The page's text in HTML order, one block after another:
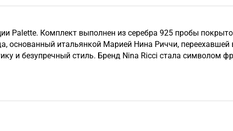
Palette. Комплект выполнен из серебра 925 пробы
основанный итальянкой Марией Нина Риччи,
и безупречный стиль. Бренд Nina Ricci стала символом